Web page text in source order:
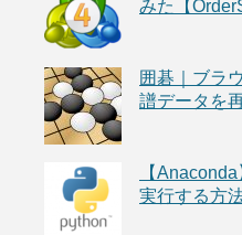
みた【
囲碁｜ブラ
譜データを
【
実行する方法